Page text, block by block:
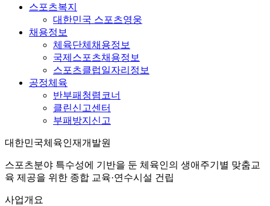
스포츠복지
대한민국 스포츠영웅
채용정보
체육단체채용정보
국제스포츠채용정보
스포츠클럽일자리정보
공정체육
반부패청렴코너
클린신고센터
부패방지신고
대한민국체육인재개발원
스포츠분야 특수성에 기반을 둔 체육인의 생애주기별 맞춤교
육 제공을 위한 종합 교육·연수시설 건립
사업개요